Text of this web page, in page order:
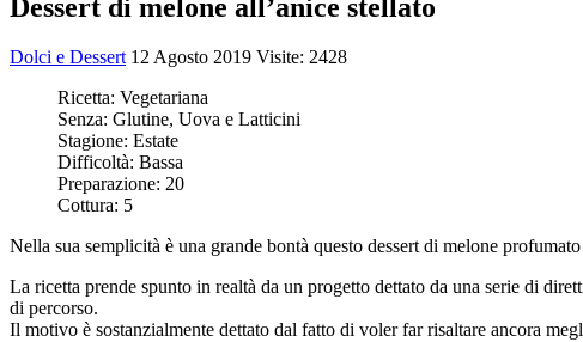
Dessert di melone all’anice stellato
Dolci e Dessert 12 Agosto 2019 Visite: 2428
Ricetta: Vegetariana
Senza: Glutine, Uova e Latticini
Stagione: Estate
Difficoltà: Bassa
Preparazione: 20
Cottura: 5
Nella sua semplicità è una grande bontà questo dessert di melone
La ricetta prende spunto in realtà da un progetto dettato da una serie di
di percorso.
Il motivo è sostanzialmente dettato dal fatto di voler far risaltare ancora